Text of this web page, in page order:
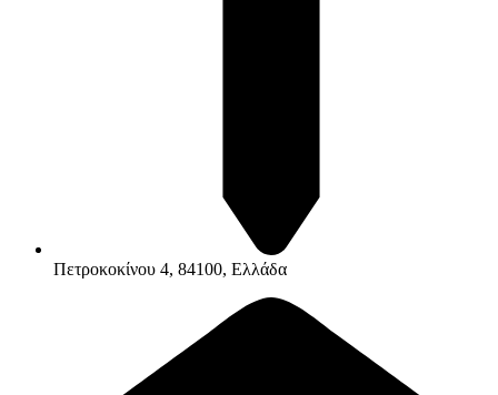
Πετροκοκίνου 4, 84100, Ελλάδα